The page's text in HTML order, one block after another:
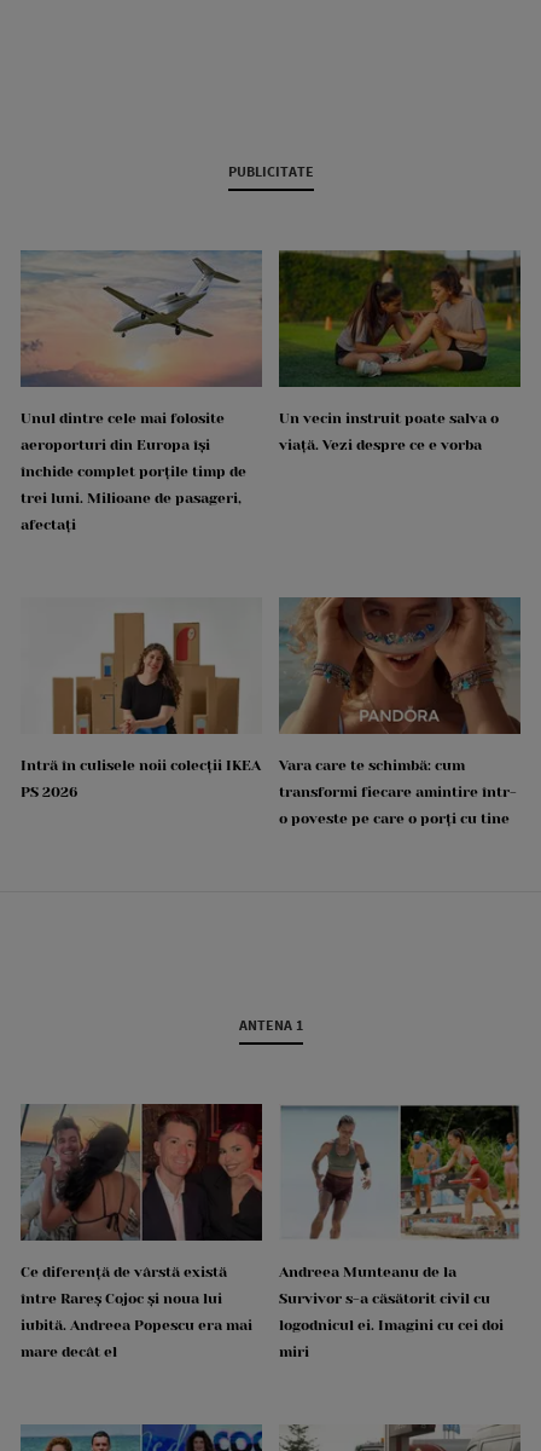
PUBLICITATE
Unul dintre cele mai folosite
aeroporturi din Europa își
închide complet porțile timp de
trei luni. Milioane de pasageri,
afectați
Un vecin instruit poate salva o
viață. Vezi despre ce e vorba
Intră în culisele noii colecții IKEA
PS 2026
Vara care te schimbă: cum
transformi fiecare amintire într-
o poveste pe care o porți cu tine
ANTENA 1
Ce diferență de vârstă există
între Rareș Cojoc și noua lui
iubită. Andreea Popescu era mai
mare decât el
Andreea Munteanu de la
Survivor s-a căsătorit civil cu
logodnicul ei. Imagini cu cei doi
miri